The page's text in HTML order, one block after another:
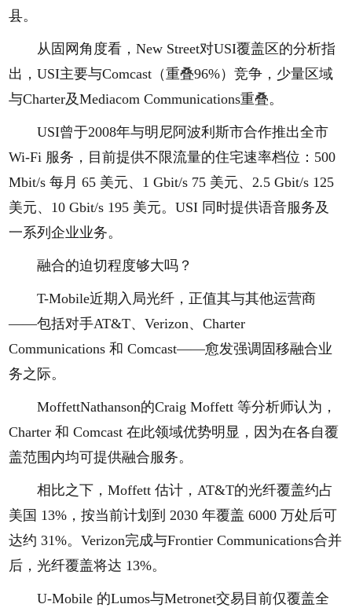
县。
从固网角度看，New Street对USI覆盖区的分析指
出，USI主要与Comcast（重叠96%）竞争，少量区域
与Charter及Mediacom Communications重叠。
USI曾于2008年与明尼阿波利斯市合作推出全市
Wi-Fi 服务，目前提供不限流量的住宅速率档位：500
Mbit/s 每月 65 美元、1 Gbit/s 75 美元、2.5 Gbit/s 125
美元、10 Gbit/s 195 美元。USI 同时提供语音服务及
一系列企业业务。
融合的迫切程度够大吗？
T-Mobile近期入局光纤，正值其与其他运营商
——包括对手AT&T、Verizon、Charter
Communications 和 Comcast——愈发强调固移融合业
务之际。
MoffettNathanson的Craig Moffett 等分析师认为，
Charter 和 Comcast 在此领域优势明显，因为在各自覆
盖范围内均可提供融合服务。
相比之下，Moffett 估计，AT&T的光纤覆盖约占
美国 13%，按当前计划到 2030 年覆盖 6000 万处后可
达约 31%。Verizon完成与Frontier Communications合并
后，光纤覆盖将达 13%。
U-Mobile 的Lumos与Metronet交易目前仅覆盖全